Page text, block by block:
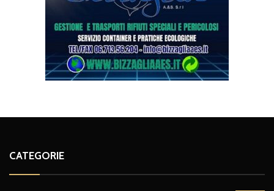
CATEGORIE